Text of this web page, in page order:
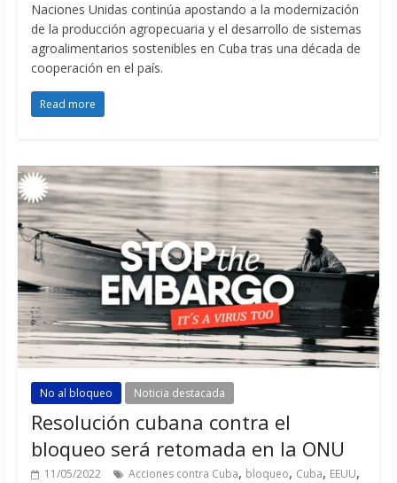
Naciones Unidas continúa apostando a la modernización
de la producción agropecuaria y el desarrollo de sistemas
agroalimentarios sostenibles en Cuba tras una década de
cooperación en el país.
Read more
No al bloqueo Noticia destacada
Resolución cubana contra el
bloqueo será retomada en la ONU
11/05/2022 Acciones contra Cuba, bloqueo, Cuba, EEUU,